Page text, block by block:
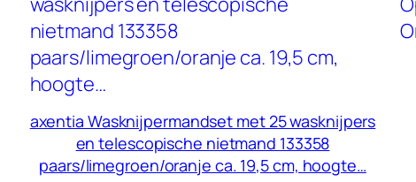
axentia Wasknijpermandset met 25 wasknijpers
en telescopische nietmand 133358
paars/limegroen/oranje ca. 19,5 cm, hoogte…